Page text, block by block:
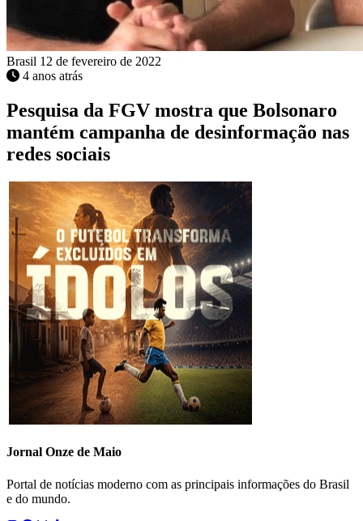
Brasil 12 de fevereiro de 2022
4 anos atrás
Pesquisa da FGV mostra que Bolsonaro
mantém campanha de desinformação nas
redes sociais
Jornal Onze de Maio
Portal de notícias moderno com as principais informações do Brasil
e do mundo.